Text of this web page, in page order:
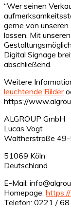
“Wer seinen
gerne von
lassen. Mit
Digital Signage
abschließend.
Weitere
leuchtende Bilder
https://
ALGROUP GmbH
Lucas Vogt
Waltherstraße 49-
51069 Köln
Deutschland
E-Mail:
Homepage:
Telefon: 0221 /